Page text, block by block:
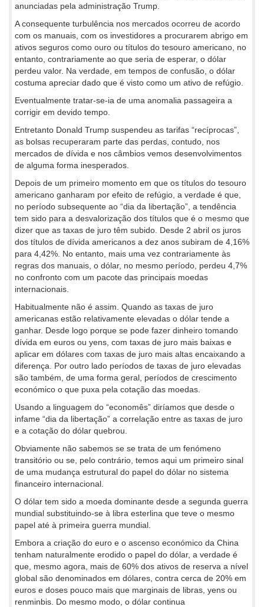
anunciadas pela administração Trump.
A consequente turbulência nos mercados ocorreu de acordo
com os manuais, com os investidores a procurarem abrigo em
ativos seguros como ouro ou títulos do tesouro americano, no
entanto, contrariamente ao que seria de esperar, o dólar
perdeu valor. Na verdade, em tempos de confusão, o dólar
costuma apreciar dado que é visto como um ativo de refúgio.
Eventualmente tratar-se-ia de uma anomalia passageira a
corrigir em devido tempo.
Entretanto Donald Trump suspendeu as tarifas “recíprocas”,
as bolsas recuperaram parte das perdas, contudo, nos
mercados de dívida e nos câmbios vemos desenvolvimentos
de alguma forma inesperados.
Depois de um primeiro momento em que os títulos do tesouro
americano ganharam por efeito de refúgio, a verdade é que,
no período subsequente ao “dia da libertação”, a tendência
tem sido para a desvalorização dos títulos que é o mesmo que
dizer que as taxas de juro têm subido. Desde 2 abril os juros
dos títulos de dívida americanos a dez anos subiram de 4,16%
para 4,42%. No entanto, mais uma vez contrariamente às
regras dos manuais, o dólar, no mesmo período, perdeu 4,7%
no confronto com um pacote das principais moedas
internacionais.
Habitualmente não é assim. Quando as taxas de juro
americanas estão relativamente elevadas o dólar tende a
ganhar. Desde logo porque se pode fazer dinheiro tomando
dívida em euros ou yens, com taxas de juro mais baixas e
aplicar em dólares com taxas de juro mais altas encaixando a
diferença. Por outro lado períodos de taxas de juro elevadas
são também, de uma forma geral, períodos de crescimento
económico o que puxa pela cotação das moedas.
Usando a linguagem do “economês” diríamos que desde o
infame “dia da libertação” a correlação entre as taxas de juro
e a cotação do dólar quebrou.
Obviamente não sabemos se se trata de um fenómeno
transitório ou se, pelo contrário, temos aqui um primeiro sinal
de uma mudança estrutural do papel do dólar no sistema
financeiro internacional.
O dólar tem sido a moeda dominante desde a segunda guerra
mundial substituindo-se à libra esterlina que teve o mesmo
papel até à primeira guerra mundial.
Embora a criação do euro e o ascenso económico da China
tenham naturalmente erodido o papel do dólar, a verdade é
que, mesmo agora, mais de 60% dos ativos de reserva a nível
global são denominados em dólares, contra cerca de 20% em
euros e doses pouco mais que marginais de libras, yens ou
renminbis. Do mesmo modo, o dólar continua